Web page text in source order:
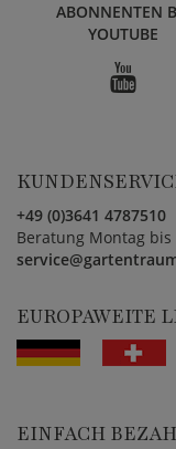
ABONNENTEN
YOUTUBE
+49 (0)3641 4787510
Beratung Montag
EUROPAWEITE
EINFACH